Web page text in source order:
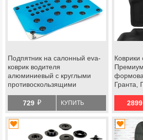
Подпятник на салонный eva-
коврик водителя
алюминиевый с круглыми
противоскользящими
729 й КУПИТЬ
Гранта,
2899